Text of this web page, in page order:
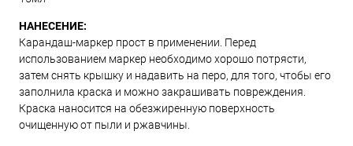
НАНЕСЕНИЕ:
Карандаш-маркер прост в применении. Перед
использованием маркер необходимо хорошо потрясти,
затем снять крышку и надавить на перо, для того, чтобы его
заполнила краска и можно закрашивать повреждения.
Краска наносится на обезжиренную поверхность
очищенную от пыли и ржавчины.